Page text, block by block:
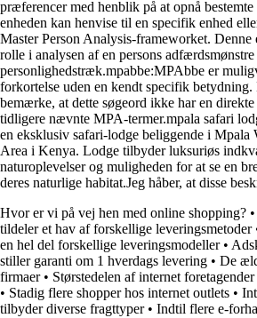
præferencer med henblik på at opnå
enheden kan henvise til en specifik enhed
Master Person Analysis-frameworket.
rolle i analysen af en persons
personlighedstræk.mpabbe:MPAbbe er
forkortelse uden en kendt specifik
bemærke, at dette søgeord ikke har en
tidligere nævnte MPA-termer.mpala safari
en eksklusiv safari-lodge beliggende i Mpala
Area i Kenya. Lodge tilbyder luksuriøs
naturoplevelser og muligheden for at se en
deres naturlige habitat.Jeg håber, at disse
Hvor er vi på vej hen med online shopping? •
tildeler et hav af forskellige leveringsmetoder
en hel del forskellige leveringsmodeller•
stiller garanti om 1 hverdags levering • De
firmaer• Størstedelen af internet
• Stadig flere shopper hos internet outlets •
tilbyder diverse fragttyper• Indtil flere e-